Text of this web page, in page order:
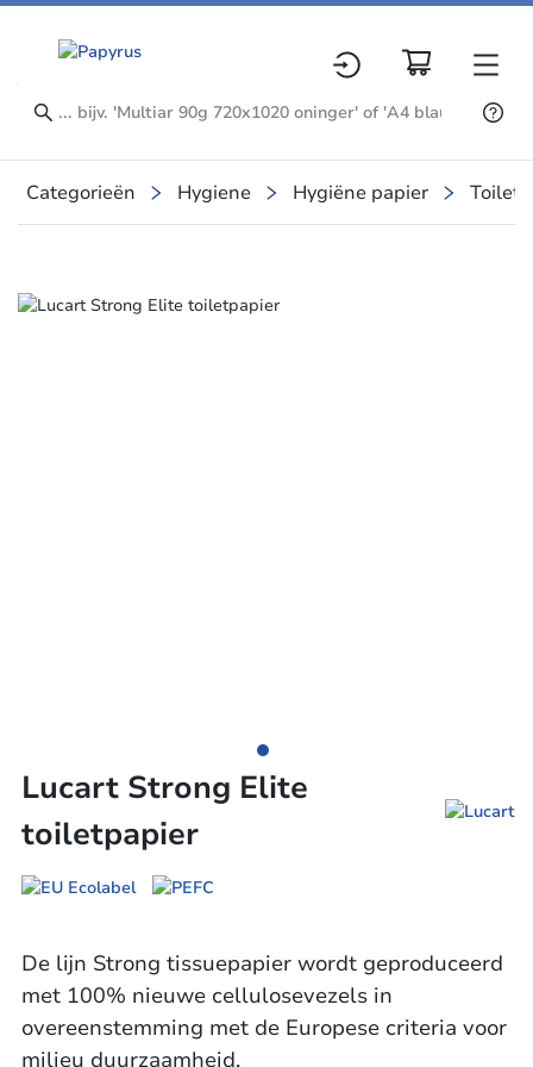
Categorieën Hygiene Hygiëne papier
Slide 1 of 1
Lucart Strong Elite
toiletpapier
De lijn Strong tissuepapier wordt geproduceerd
met 100% nieuwe cellulosevezels in
overeenstemming met de Europese criteria voor
milieu duurzaamheid.